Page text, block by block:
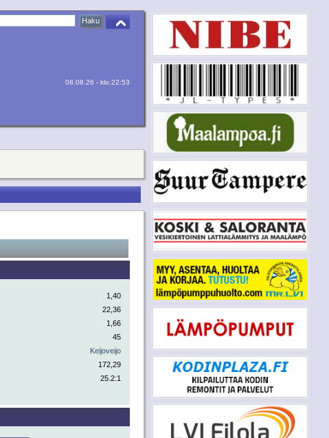
08.08.26 - klo:22:53
1,40
22,36
1,66
45
Keijoveijo
172,29
25.2:1